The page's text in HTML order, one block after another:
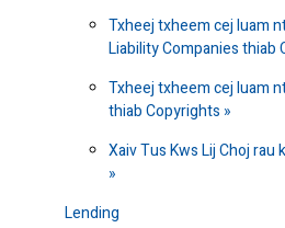
Txheej txheem cej luam
Liability Companies thiab
Txheej txheem cej luam
thiab Copyrights
Xaiv Tus Kws Lij Choj rau
Lending